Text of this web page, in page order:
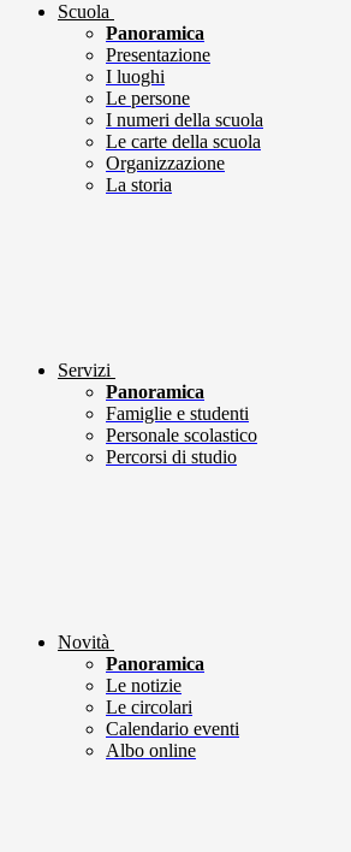
Scuola
Panoramica
Presentazione
I luoghi
Le persone
I numeri della scuola
Le carte della scuola
Organizzazione
La storia
Servizi
Panoramica
Famiglie e studenti
Personale scolastico
Percorsi di studio
Novità
Panoramica
Le notizie
Le circolari
Calendario eventi
Albo online